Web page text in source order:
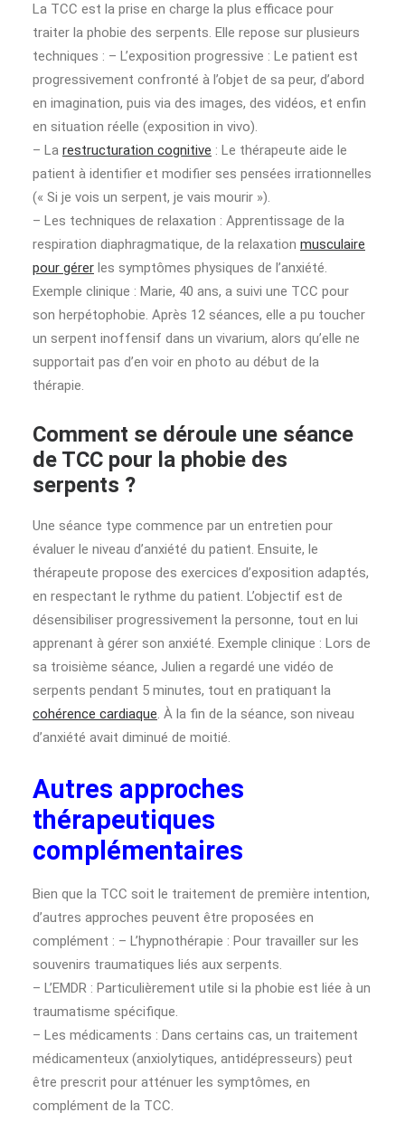
La TCC est la prise en charge la plus efficace pour
traiter la phobie des serpents. Elle repose sur plusieurs
techniques : – L’exposition progressive : Le patient est
progressivement confronté à l’objet de sa peur, d’abord
en imagination, puis via des images, des vidéos, et enfin
en situation réelle (exposition in vivo).
– La restructuration cognitive : Le thérapeute aide le
patient à identifier et modifier ses pensées irrationnelles
(« Si je vois un serpent, je vais mourir »).
– Les techniques de relaxation : Apprentissage de la
respiration diaphragmatique, de la relaxation musculaire
pour gérer les symptômes physiques de l’anxiété.
Exemple clinique : Marie, 40 ans, a suivi une TCC pour
son herpétophobie. Après 12 séances, elle a pu toucher
un serpent inoffensif dans un vivarium, alors qu’elle ne
supportait pas d’en voir en photo au début de la
thérapie.
Comment se déroule une séance
de TCC pour la phobie des
serpents ?
Une séance type commence par un entretien pour
évaluer le niveau d’anxiété du patient. Ensuite, le
thérapeute propose des exercices d’exposition adaptés,
en respectant le rythme du patient. L’objectif est de
désensibiliser progressivement la personne, tout en lui
apprenant à gérer son anxiété. Exemple clinique : Lors de
sa troisième séance, Julien a regardé une vidéo de
serpents pendant 5 minutes, tout en pratiquant la
cohérence cardiaque. À la fin de la séance, son niveau
d’anxiété avait diminué de moitié.
Autres approches
thérapeutiques
complémentaires
Bien que la TCC soit le traitement de première intention,
d’autres approches peuvent être proposées en
complément : – L’hypnothérapie : Pour travailler sur les
souvenirs traumatiques liés aux serpents.
– L’EMDR : Particulièrement utile si la phobie est liée à un
traumatisme spécifique.
– Les médicaments : Dans certains cas, un traitement
médicamenteux (anxiolytiques, antidépresseurs) peut
être prescrit pour atténuer les symptômes, en
complément de la TCC.